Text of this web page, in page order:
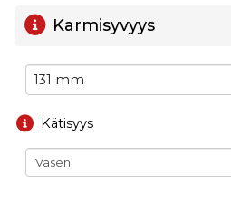
Karmisyvyys
131 mm
Kätisyys